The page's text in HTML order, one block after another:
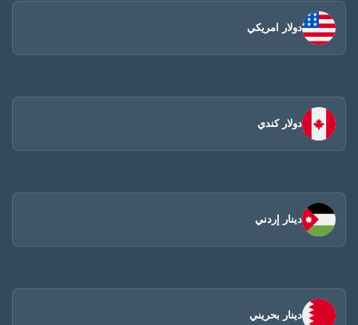
دولار امريكي
دولار كندي
دينار إردني
دينار بحريني